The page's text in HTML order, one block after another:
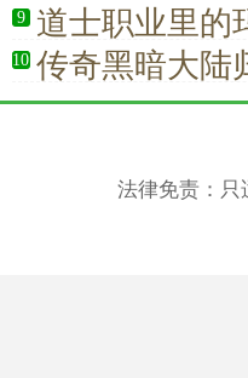
9 道士职业里的
10 传奇黑暗大陆
法律免责：只